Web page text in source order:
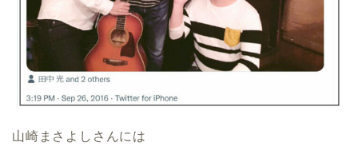
山崎まさよしさんには